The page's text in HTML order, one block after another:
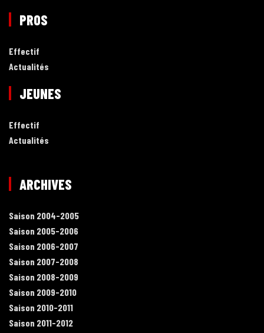
PROS
Effectif
Actualités
JEUNES
Effectif
Actualités
ARCHIVES
Saison 2004-2005
Saison 2005-2006
Saison 2006-2007
Saison 2007-2008
Saison 2008-2009
Saison 2009-2010
Saison 2010-2011
Saison 2011-2012